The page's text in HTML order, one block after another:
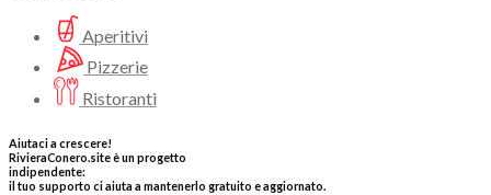
Aperitivi
Pizzerie
Ristoranti
Aiutaci a crescere!
RivieraConero.site è un progetto
indipendente:
il tuo supporto ci aiuta a mantenerlo gratuito e aggiornato.